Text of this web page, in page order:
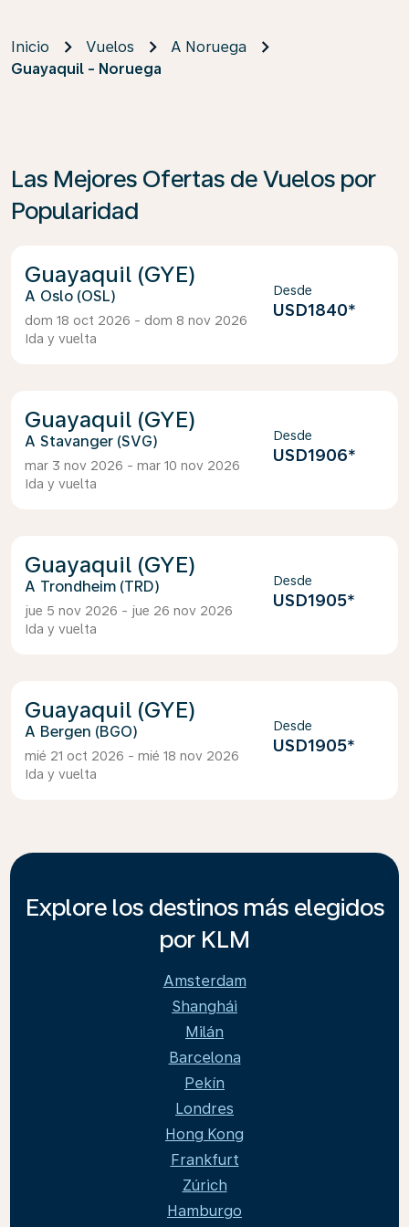
Inicio Vuelos
A Noruega
Guayaquil - Noruega
Las Mejores Ofertas de Vuelos por
Popularidad
Guayaquil (GYE)
Oslo (OSL)
dom 18 oct 2026 - dom 8 nov 2026
Ida y vuelta
Desde
USD1840*
Guayaquil (GYE)
Stavanger (SVG)
mar 3 nov 2026 - mar 10 nov 2026
Ida y vuelta
Desde
USD1906*
Guayaquil (GYE)
Trondheim (TRD)
jue 5 nov 2026 - jue 26 nov 2026
Ida y vuelta
Desde
USD1905*
Guayaquil (GYE)
Bergen (BGO)
mié 21 oct 2026 - mié 18 nov 2026
Ida y vuelta
Desde
USD1905*
Explore los destinos más elegidos
por KLM
Amsterdam
Shanghái
Milán
Barcelona
Pekín
Londres
Hong Kong
Frankfurt
Zúrich
Hamburgo